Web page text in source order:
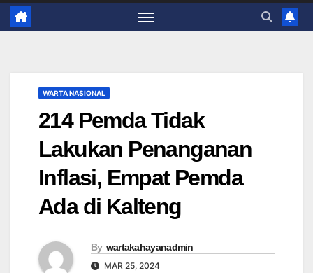
WARTA NASIONAL
214 Pemda Tidak
Lakukan Penanganan
Inflasi, Empat Pemda
Ada di Kalteng
By wartakahayanadmin
MAR 25, 2024